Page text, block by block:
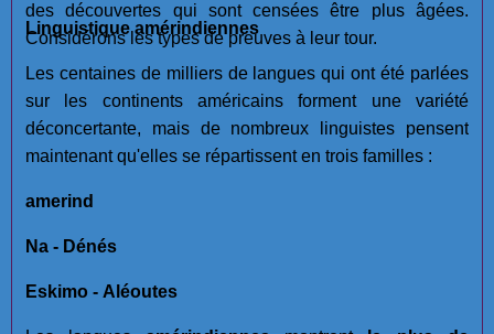
des découvertes qui sont censées être plus âgées.
Considérons les types de preuves à leur tour.
Linguistique amérindiennes
Les centaines de milliers de langues qui ont été parlées
sur les continents américains forment une variété
déconcertante, mais de nombreux linguistes pensent
maintenant qu'elles se répartissent en trois familles :
amerind
Na - Dénés
Eskimo - Aléoutes